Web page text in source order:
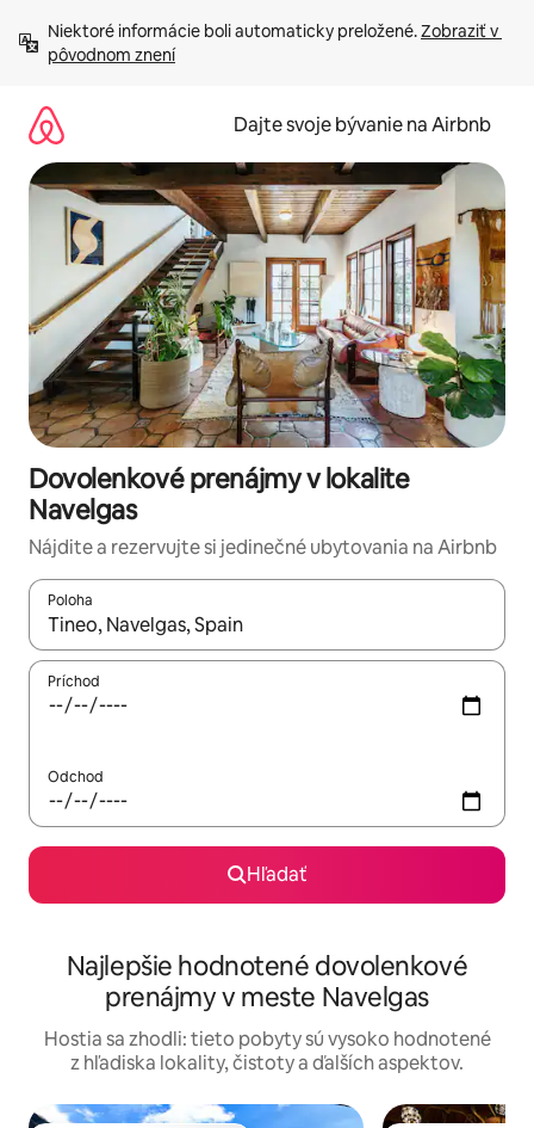
obsah.
Niektoré informácie boli automaticky preložené. Zobraziť v
pôvodnom znení
Dajte svoje bývanie na Airbnb
Dovolenkové prenájmy v lokalite
Navelgas
Nájdite a rezervujte si jedinečné ubytovania na Airbnb
Poloha
Keď budú výsledky k dispozícii, môžete si ich prechádzať
Príchod
Odchod
Hľadať
Najlepšie hodnotené dovolenkové
prenájmy v meste Navelgas
Hostia sa zhodli: tieto pobyty sú vysoko hodnotené
z hľadiska lokality, čistoty a ďalších aspektov.